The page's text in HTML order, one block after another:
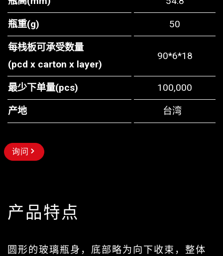
瓶重(g) 50
每栈板可承受数量
(pcd x carton x layer)
90*6*18
最少下单量(pcs) 100,000
产地 台湾
询问
产品特点
圆形的玻璃瓶身，底部略为向下收束，整体